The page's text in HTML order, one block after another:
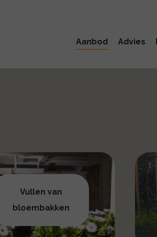
Aanbod Advies
Vullen van
bloembakken